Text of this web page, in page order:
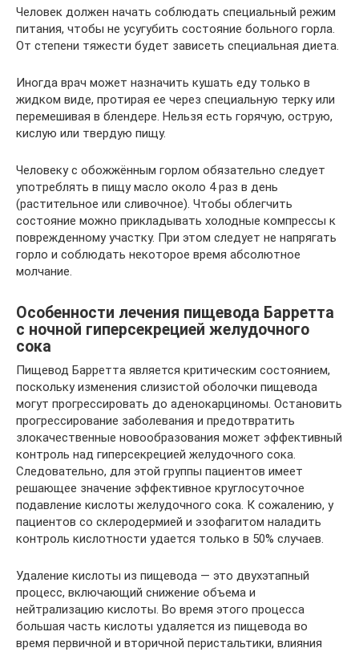
Человек должен начать соблюдать специальный режим
питания, чтобы не усугубить состояние больного горла.
От степени тяжести будет зависеть специальная диета.
Иногда врач может назначить кушать еду только в
жидком виде, протирая ее через специальную терку или
перемешивая в блендере. Нельзя есть горячую, острую,
кислую или твердую пищу.
Человеку с обожжённым горлом обязательно следует
употреблять в пищу масло около 4 раз в день
(растительное или сливочное). Чтобы облегчить
состояние можно прикладывать холодные компрессы к
поврежденному участку. При этом следует не напрягать
горло и соблюдать некоторое время абсолютное
молчание.
Особенности лечения пищевода Барретта
с ночной гиперсекрецией желудочного
сока
Пищевод Барретта является критическим состоянием,
поскольку изменения слизистой оболочки пищевода
могут прогрессировать до аденокарциномы. Остановить
прогрессирование заболевания и предотвратить
злокачественные новообразования может эффективный
контроль над гиперсекрецией желудочного сока.
Следовательно, для этой группы пациентов имеет
решающее значение эффективное круглосуточное
подавление кислоты желудочного сока. К сожалению, у
пациентов со склеродермией и эзофагитом наладить
контроль кислотности удается только в 50% случаев.
Удаление кислоты из пищевода — это двухэтапный
процесс, включающий снижение объема и
нейтрализацию кислоты. Во время этого процесса
большая часть кислоты удаляется из пищевода во
время первичной и вторичной перистальтики, влияния